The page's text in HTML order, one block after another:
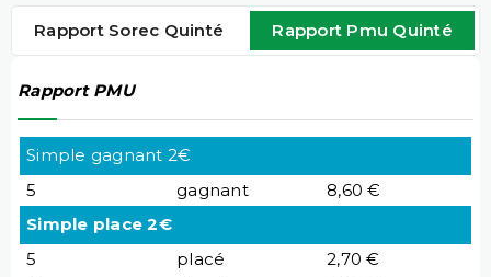
Rapport Sorec Quinté Rapport Pmu Quinté
Rapport PMU
Simple gagnant 2€
5
gagnant
8,60 €
Simple place 2€
5
placé
2,70 €